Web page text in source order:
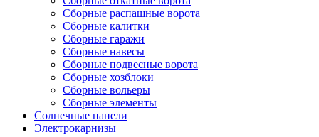
Сборные распашные ворота
Сборные калитки
Сборные гаражи
Сборные навесы
Сборные подвесные ворота
Сборные хозблоки
Сборные вольеры
Сборные элементы
Солнечные панели
Электрокарнизы